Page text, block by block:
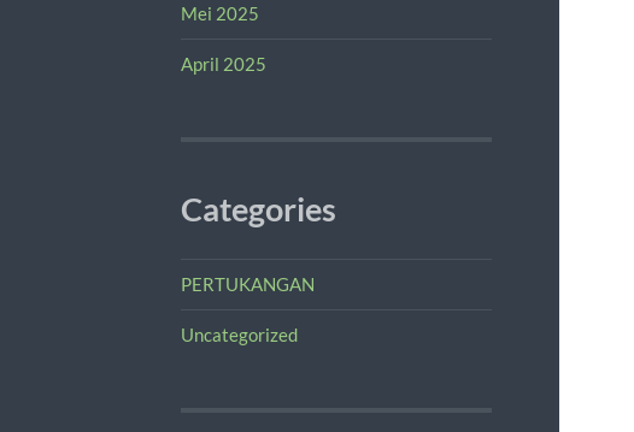
Mei 2025
April 2025
Categories
PERTUKANGAN
Uncategorized